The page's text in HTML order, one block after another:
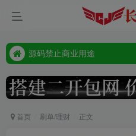
源码禁止商业用途
源码禁止商业用途
本站客服唯一tg:@vip668188
首页 刷单/理财 正文